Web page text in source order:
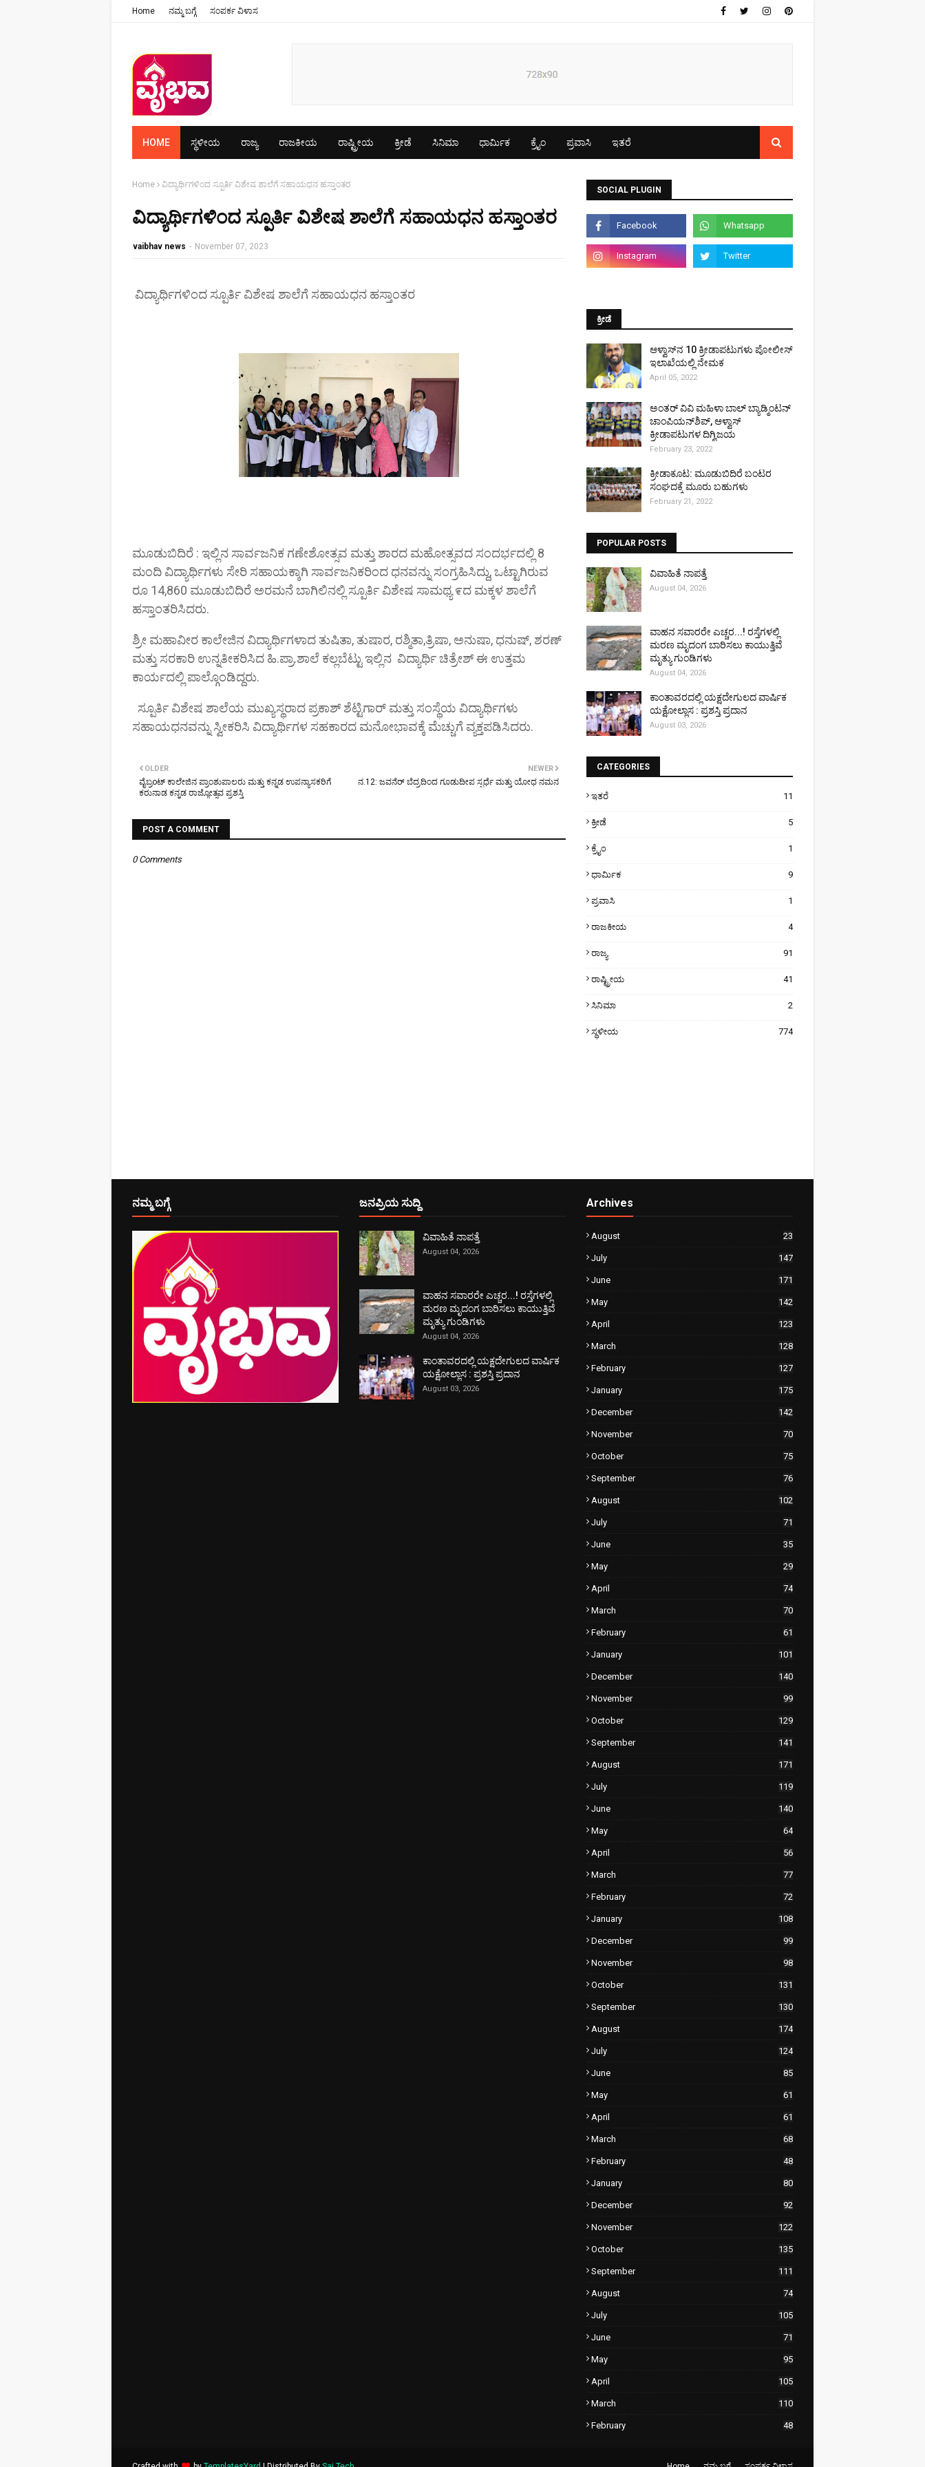
Home ನಮ್ಮ ಬಗ್ಗೆ ಸಂಪರ್ಕ ವಿಳಾಸ
HOME ಸ್ಥಳೀಯ ರಾಜ್ಯ ರಾಜಕೀಯ ರಾಷ್ಟ್ರೀಯ ಕ್ರೀಡೆ ಸಿನಿಮಾ ಧಾರ್ಮಿಕ ಕ್ರೈಂ ಪ್ರವಾಸಿ ಇತರೆ
Home ವಿದ್ಯಾರ್ಥಿಗಳಿಂದ ಸ್ಪೂರ್ತಿ ವಿಶೇಷ ಶಾಲೆಗೆ ಸಹಾಯಧನ ಹಸ್ತಾಂತರ
ವಿದ್ಯಾರ್ಥಿಗಳಿಂದ ಸ್ಪೂರ್ತಿ ವಿಶೇಷ ಶಾಲೆಗೆ ಸಹಾಯಧನ ಹಸ್ತಾಂತರ
vaibhav news - November 07, 2023
ವಿದ್ಯಾರ್ಥಿಗಳಿಂದ ಸ್ಪೂರ್ತಿ ವಿಶೇಷ ಶಾಲೆಗೆ ಸಹಾಯಧನ ಹಸ್ತಾಂತರ
ಮೂಡುಬಿದಿರೆ : ಇಲ್ಲಿನ ಸಾರ್ವಜನಿಕ ಗಣೇಶೋತ್ಸವ ಮತ್ತು ಶಾರದ ಮಹೋತ್ಸವದ ಸಂದರ್ಭದಲ್ಲಿ 8
ಮಂದಿ ವಿದ್ಯಾರ್ಥಿಗಳು ಸೇರಿ ಸಹಾಯಕ್ಕಾಗಿ ಸಾರ್ವಜನಿಕರಿಂದ ಧನವನ್ನು ಸಂಗ್ರಹಿಸಿದ್ದು, ಒಟ್ಟಾಗಿರುವ
ರೂ 14,860 ಮೂಡುಬಿದಿರೆ ಅರಮನೆ ಬಾಗಿಲಿನಲ್ಲಿ ಸ್ಪೂರ್ತಿ ವಿಶೇಷ ಸಾಮಥ್ಯ ೯ದ ಮಕ್ಕಳ ಶಾಲೆಗೆ
ಹಸ್ತಾಂತರಿಸಿದರು.
ಶ್ರೀ ಮಹಾವೀರ ಕಾಲೇಜಿನ ವಿದ್ಯಾರ್ಥಿಗಳಾದ ತುಷಿತಾ, ತುಷಾರ, ರಶ್ಮಿತಾ,ತ್ರಿಷಾ, ಅನುಷಾ, ಧನುಷ್, ಶರಣ್
ಮತ್ತು ಸರಕಾರಿ ಉನ್ನತೀಕರಿಸಿದ ಹಿ.ಪ್ರಾ.ಶಾಲೆ ಕಲ್ಲಬೆಟ್ಟು ಇಲ್ಲಿನ ವಿದ್ಯಾರ್ಥಿ ಚಿತ್ರೇಶ್ ಈ ಉತ್ತಮ
ಕಾರ್ಯದಲ್ಲಿ ಪಾಲ್ಗೊಂಡಿದ್ದರು.
ಸ್ಪೂರ್ತಿ ವಿಶೇಷ ಶಾಲೆಯ ಮುಖ್ಯಸ್ಥರಾದ ಪ್ರಕಾಶ್ ಶೆಟ್ಟಿಗಾರ್ ಮತ್ತು ಸಂಸ್ಥೆಯ ವಿದ್ಯಾರ್ಥಿಗಳು
ಸಹಾಯಧನವನ್ನು ಸ್ವೀಕರಿಸಿ ವಿದ್ಯಾರ್ಥಿಗಳ ಸಹಕಾರದ ಮನೋಭಾವಕ್ಕೆ ಮೆಚ್ಚುಗೆ ವ್ಯಕ್ತಪಡಿಸಿದರು.
NEWER
ನ.12: ಜವನೆರ್ ಬೆದ್ರದಿಂದ ಗೂಡುದೀಪ ಸ್ಪರ್ಧೆ ಮತ್ತು ಯೋಧ ನಮನ
OLDER
ವೈಬ್ರoಟ್ ಕಾಲೇಜಿನ ಪ್ರಾಂಶುಪಾಲರು ಮತ್ತು ಕನ್ನಡ ಉಪನ್ಯಾಸಕರಿಗೆ
ಕರುನಾಡ ಕನ್ನಡ ರಾಜ್ಯೋತ್ಸವ ಪ್ರಶಸ್ತಿ
POST A COMMENT
0 Comments
SOCIAL PLUGIN
ಕ್ರೀಡೆ
ಆಳ್ವಾಸ್‌ನ 10 ಕ್ರೀಡಾಪಟುಗಳು ಪೋಲೀಸ್
ಇಲಾಖೆಯಲ್ಲಿ ನೇಮಕ
April 05, 2022
ಅಂತರ್ ವಿವಿ ಮಹಿಳಾ ಬಾಲ್ ಬ್ಯಾಡ್ಮಿಂಟನ್
ಚಾಂಪಿಯನ್‌ಶಿಪ್, ಆಳ್ವಾಸ್
ಕ್ರೀಡಾಪಟುಗಳ ದಿಗ್ವಿಜಯ
February 23, 2022
ಕ್ರೀಡಾಕೂಟ: ಮೂಡುಬಿದಿರೆ ಬಂಟರ
ಸಂಘದಕ್ಕೆ ಮೂರು ಬಹುಗಳು
February 21, 2022
POPULAR POSTS
ವಿವಾಹಿತೆ ನಾಪತ್ತೆ
August 04, 2026
ವಾಹನ ಸವಾರರೇ ಎಚ್ಚರ...! ರಸ್ತೆಗಳಲ್ಲಿ
ಮರಣ ಮೃದಂಗ ಬಾರಿಸಲು ಕಾಯುತ್ತಿವೆ
ಮೃತ್ಯು ಗುಂಡಿಗಳು
August 04, 2026
ಕಾಂತಾವರದಲ್ಲಿ ಯಕ್ಷದೇಗುಲದ ವಾರ್ಷಿಕ
ಯಕ್ಷೋಲ್ಲಾಸ : ಪ್ರಶಸ್ತಿ ಪ್ರದಾನ
August 03, 2026
CATEGORIES
ಇತರೆ 11
ಕ್ರೀಡೆ 5
ಕ್ರೈಂ 1
ಧಾರ್ಮಿಕ 9
ಪ್ರವಾಸಿ 1
ರಾಜಕೀಯ 4
ರಾಜ್ಯ 91
ರಾಷ್ಟ್ರೀಯ 41
ಸಿನಿಮಾ 2
ಸ್ಥಳೀಯ 774
ನಮ್ಮ ಬಗ್ಗೆ ಜನಪ್ರಿಯ ಸುದ್ದಿ
ವಿವಾಹಿತೆ ನಾಪತ್ತೆ
August 04, 2026
ವಾಹನ ಸವಾರರೇ ಎಚ್ಚರ...! ರಸ್ತೆಗಳಲ್ಲಿ
ಮರಣ ಮೃದಂಗ ಬಾರಿಸಲು ಕಾಯುತ್ತಿವೆ
ಮೃತ್ಯು ಗುಂಡಿಗಳು
August 04, 2026
ಕಾಂತಾವರದಲ್ಲಿ ಯಕ್ಷದೇಗುಲದ ವಾರ್ಷಿಕ
ಯಕ್ಷೋಲ್ಲಾಸ : ಪ್ರಶಸ್ತಿ ಪ್ರದಾನ
August 03, 2026
Archives
August 23
July 147
June 171
May 142
April 123
March 128
February 127
January 175
December 142
November 70
October 75
September 76
August 102
July 71
June 35
May 29
April 74
March 70
February 61
January 101
December 140
November 99
October 129
September 141
August 171
July 119
June 140
May 64
April 56
March 77
February 72
January 108
December 99
November 98
October 131
September 130
August 174
July 124
June 85
May 61
April 61
March 68
February 48
January 80
December 92
November 122
October 135
September 111
August 74
July 105
June 71
May 95
April 105
March 110
February 48